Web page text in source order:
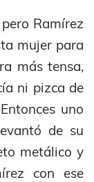
Ramírez
mujer para
más tensa,
ni pizca de
uno
de su
metálico y
con ese